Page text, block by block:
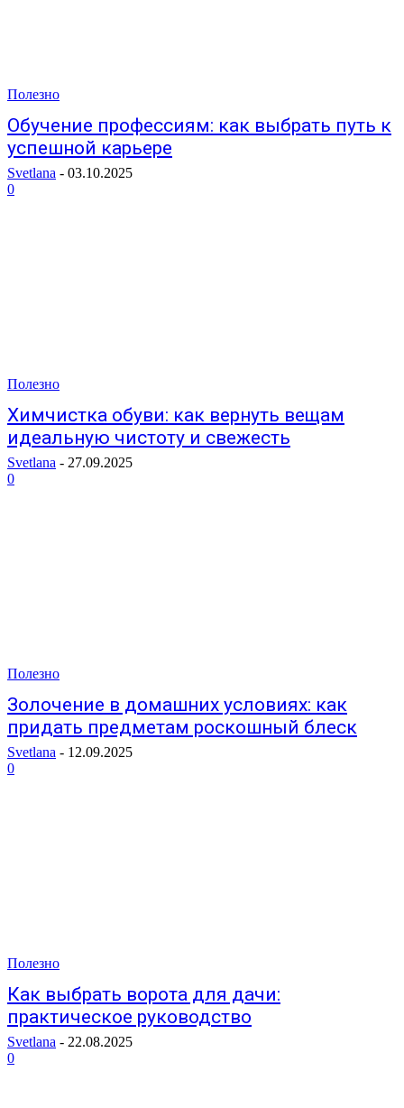
Полезно
Обучение профессиям: как выбрать путь к
успешной карьере
Svetlana - 03.10.2025
0
Полезно
Химчистка обуви: как вернуть вещам
идеальную чистоту и свежесть
Svetlana - 27.09.2025
0
Полезно
Золочение в домашних условиях: как
придать предметам роскошный блеск
Svetlana - 12.09.2025
0
Полезно
Как выбрать ворота для дачи:
практическое руководство
Svetlana - 22.08.2025
0